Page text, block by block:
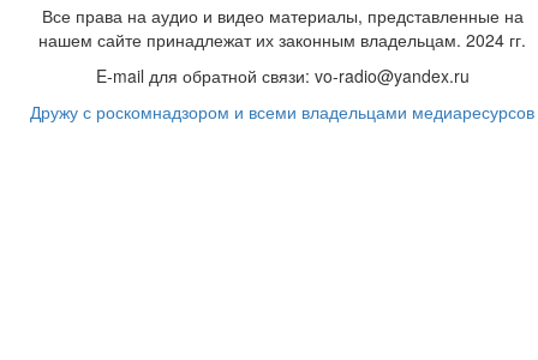
Все права на аудио и видео материалы, представленные на
нашем сайте принадлежат их законным владельцам. 2024 гг.
E-mail для обратной связи: vo-radio@yandex.ru
Дружу с роскомнадзором и всеми владельцами медиаресурсов